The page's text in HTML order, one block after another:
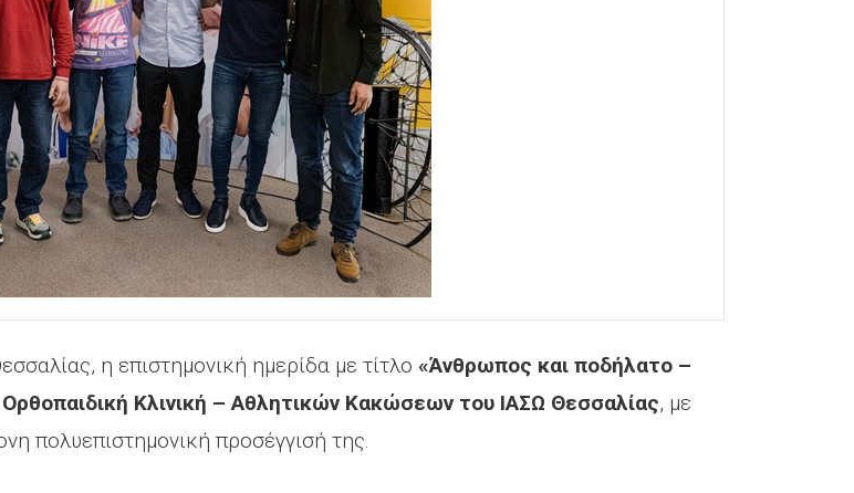
η επιστημονική ημερίδα με τίτλο «Άνθρωπος και ποδήλατο –
Ορθοπαιδική Κλινική – Αθλητικών Κακώσεων του ΙΑΣΩ Θεσσαλίας, με
πολυεπιστημονική προσέγγισή της.